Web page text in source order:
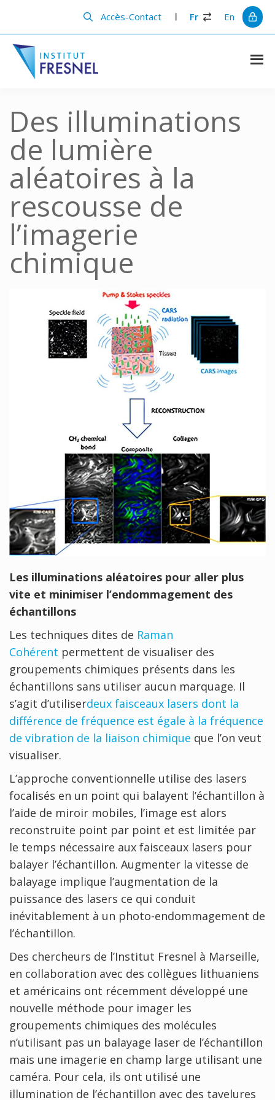
principal
barre
principale
Accès-Contact Fr En
Institut
en
photonique
Des illuminations
de lumière
aléatoires à la
rescousse de
l’imagerie
chimique
Les illuminations aléatoires pour aller plus
vite et minimiser l’endommagement des
échantillons
Les techniques dites de Raman
Cohérent permettent de visualiser des
groupements chimiques présents dans les
échantillons sans utiliser aucun marquage. Il
s’agit d’utiliserdeux faisceaux lasers dont la
différence de fréquence est égale à la fréquence
de vibration de la liaison chimique que l’on veut
visualiser.
L’approche conventionnelle utilise des lasers
focalisés en un point qui balayent l’échantillon à
l’aide de miroir mobiles, l’image est alors
reconstruite point par point et est limitée par
le temps nécessaire aux faisceaux lasers pour
balayer l’échantillon. Augmenter la vitesse de
balayage implique l’augmentation de la
puissance des lasers ce qui conduit
inévitablement à un photo-endommagement de
l’échantillon.
Des chercheurs de l’Institut Fresnel à Marseille,
en collaboration avec des collègues lithuaniens
et américains ont récemment développé une
nouvelle méthode pour imager les
groupements chimiques des molécules
n’utilisant pas un balayage laser de l’échantillon
mais une imagerie en champ large utilisant une
caméra. Pour cela, ils ont utilisé une
illumination de l’échantillon avec des tavelures